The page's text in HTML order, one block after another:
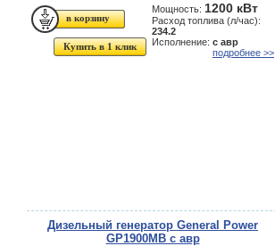
Купить в 1 клик
Мощность: 1200 кВт
Расход топлива (л/час):
234.2
Исполнение: с авр
подробнее >>
Дизельный генератор General Power
GP1900MB с авр